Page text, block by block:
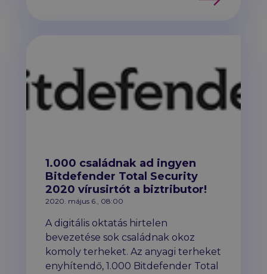
1.000 családnak ad ingyen
Bitdefender Total Security
2020 vírusirtót a biztributor!
2020. május 6., 08:00
A digitális oktatás hirtelen
bevezetése sok családnak okoz
komoly terheket. Az anyagi terheket
enyhítendő, 1.000 Bitdefender Total